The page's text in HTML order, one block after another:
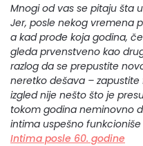
Mnogi od vas se pitaju šta
Jer, posle nekog vremena
a kad prođe koja godina,
gleda prvenstveno kao
razlog da se prepustite
neretko dešava – zapustite
izgled nije nešto što je
tokom godina neminovno
intima uspešno funkcioniše
Intima posle 60. godine